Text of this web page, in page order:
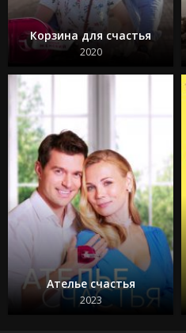
Корзина для счастья
2020
Ателье счастья
2023